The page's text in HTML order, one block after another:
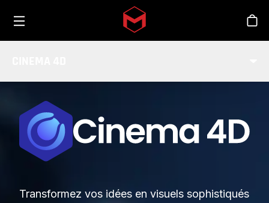
Skip to main content
Transformez vos idées en visuels sophistiqués